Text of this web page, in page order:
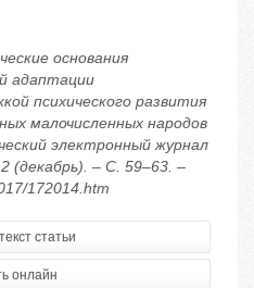
основания
адаптации
психического развития
малочисленных народов
электронный журнал
(декабрь). – С. 59–63. –
172014.htm
статьи
онлайн